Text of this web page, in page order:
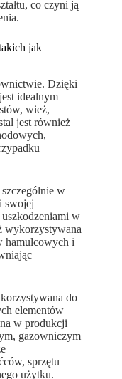
co czyni ją
jak
Dzięki
idealnym
wież,
jest również
w
swojej
uszkodzeniami w
wykorzystywana
hamulcowych i
do
elementów
w produkcji
gazowniczym
sprzętu
użytku.